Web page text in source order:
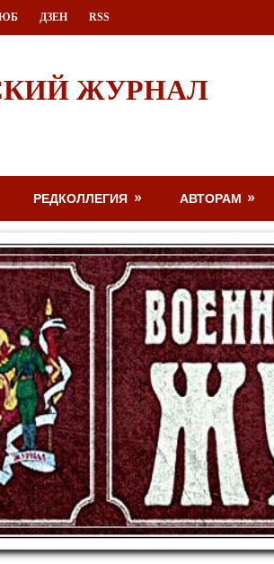
ДЗЕН RSS
ЖУРНАЛ
РЕДКОЛЛЕГИЯ АВТОРАМ